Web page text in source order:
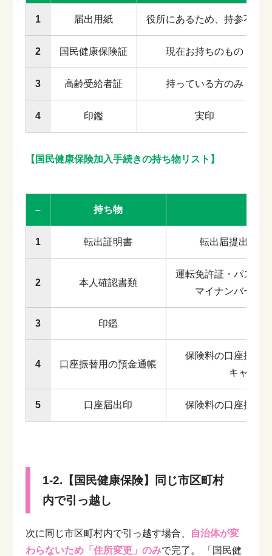
1 届出用紙 役所にあるため、持参不要
2 国民健康保険証 現在お持ちのもの
3 高齢受給者証 持っている方のみ
4 印鑑 実印
【国民健康保険加入手続きの持ち物リスト】
– 持ち物
1 転出証明書 転出届提出後に
2 本人確認書類
運転免許証・パスポ
マイナンバーカ
3 印鑑
4 口座振替用の預金通帳
保険料の口座振替
キャッシ
5 口座届出印 保険料の口座振替
1-2.【国民健康保険】同じ市区町村
内で引っ越し
次に同じ市区町村内で引っ越す場合、 自治体が変
わらないため「住所変更」のみで完了。
「国民健